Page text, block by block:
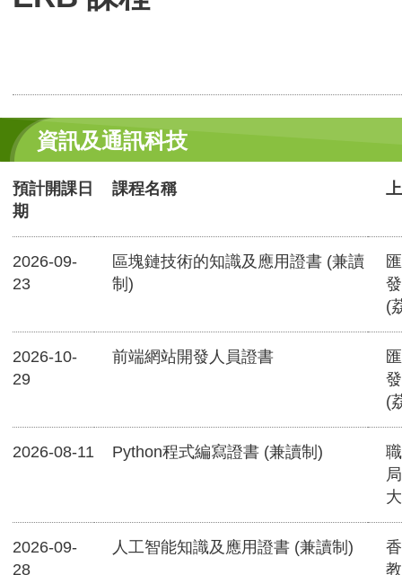
資訊及通訊科技
預計開課日
期
課程名稱
2026-09-
23
區塊鏈技術的知識及應用證書 (兼讀
制)
(
2026-10-
29
前端網站開發人員證書
(
2026-08-11 Python程式編寫證書 (兼讀制)
2026-09-
28
人工智能知識及應用證書 (兼讀制)